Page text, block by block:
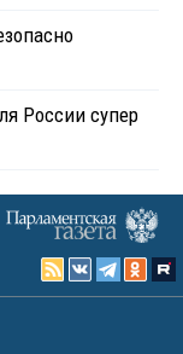
России супер